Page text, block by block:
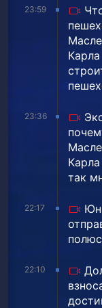
23:59
23:36
так
22:17
полюс
22:10